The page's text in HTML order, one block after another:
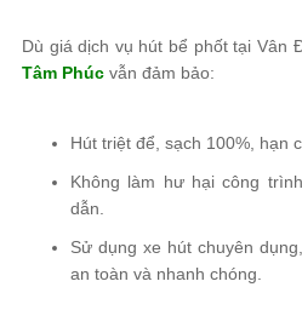
Dù giá dịch vụ hút bể phốt tại Vân
Tâm Phúc vẫn đảm bảo:
Hút triệt để, sạch 100%, hạn
Không làm hư hại công
dẫn.
Sử dụng xe hút chuyên
an toàn và nhanh chóng.